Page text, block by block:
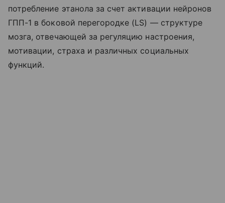
потребление этанола за счет активации нейронов
ГПП-1 в боковой перегородке (LS) — структуре
мозга, отвечающей за регуляцию настроения,
мотивации, страха и различных социальных
функций.